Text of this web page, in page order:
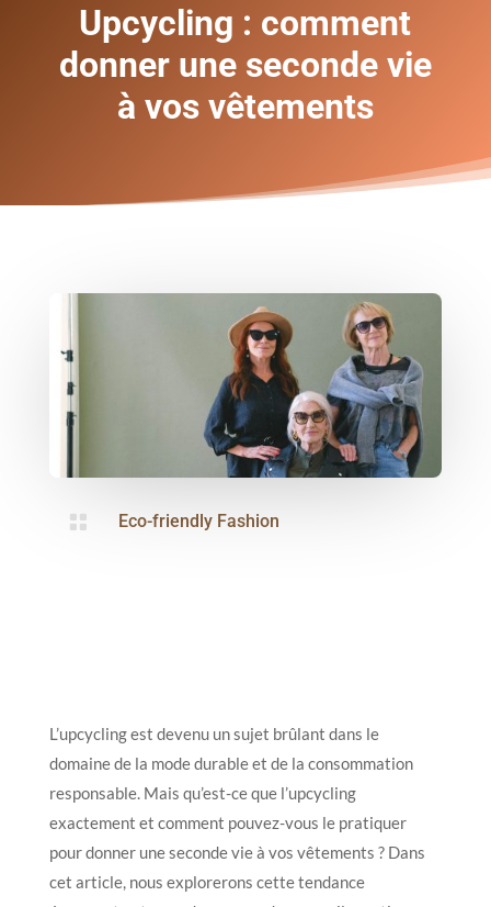
Upcycling : comment
donner une seconde vie
à vos vêtements
 Eco-friendly Fashion
L’upcycling est devenu un sujet brûlant dans le
domaine de la mode durable et de la consommation
responsable. Mais qu’est-ce que l’upcycling
exactement et comment pouvez-vous le pratiquer
pour donner une seconde vie à vos vêtements ? Dans
cet article, nous explorerons cette tendance